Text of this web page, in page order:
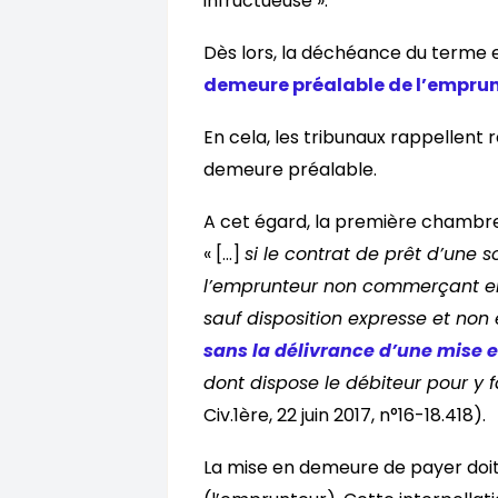
Dès lors, la déchéance du
demeure préalable de
En cela, les tribunaux rappellent
demeure préalable.
A cet égard, la première
« […] si le contrat de prêt d’une
l’emprunteur non commerçant
sauf disposition expresse et
sans la délivrance d’une mise
dont dispose le débiteur pour y
Civ.1ère, 22 juin 2017, n°16-18.418).
La mise en demeure de payer